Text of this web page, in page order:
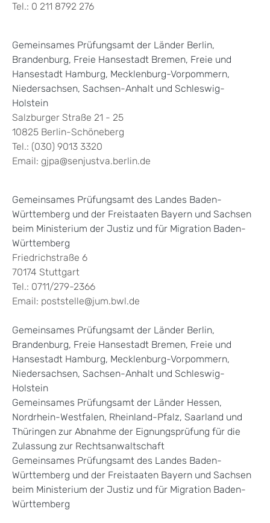
Tel.: 0 211 8792 276
Gemeinsames Prüfungsamt der Länder Berlin,
Brandenburg, Freie Hansestadt Bremen, Freie und
Hansestadt Hamburg, Mecklenburg-Vorpommern,
Niedersachsen, Sachsen-Anhalt und Schleswig-
Holstein
Salzburger Straße 21 - 25
10825 Berlin-Schöneberg
Tel.: (030) 9013 3320
Email: gjpa@senjustva.berlin.de
Gemeinsames Prüfungsamt des Landes Baden-
Württemberg und der Freistaaten Bayern und Sachsen
beim Ministerium der Justiz und für Migration Baden-
Württemberg
Friedrichstraße 6
70174 Stuttgart
Tel.: 0711/279-2366
Email: poststelle@jum.bwl.de
Gemeinsames Prüfungsamt der Länder Berlin,
Brandenburg, Freie Hansestadt Bremen, Freie und
Hansestadt Hamburg, Mecklenburg-Vorpommern,
Niedersachsen, Sachsen-Anhalt und Schleswig-
Holstein
Gemeinsames Prüfungsamt der Länder Hessen,
Nordrhein-Westfalen, Rheinland-Pfalz, Saarland und
Thüringen zur Abnahme der Eignungsprüfung für die
Zulassung zur Rechtsanwaltschaft
Gemeinsames Prüfungsamt des Landes Baden-
Württemberg und der Freistaaten Bayern und Sachsen
beim Ministerium der Justiz und für Migration Baden-
Württemberg